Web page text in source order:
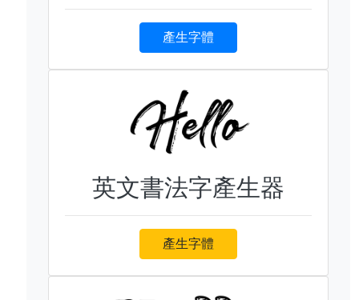
產生字體
英文書法字產生器
產生字體